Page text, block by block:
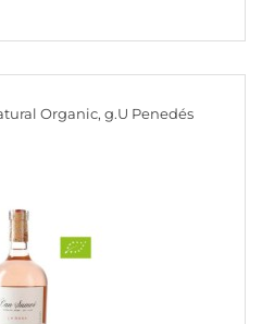
Organic, g.U Penedés